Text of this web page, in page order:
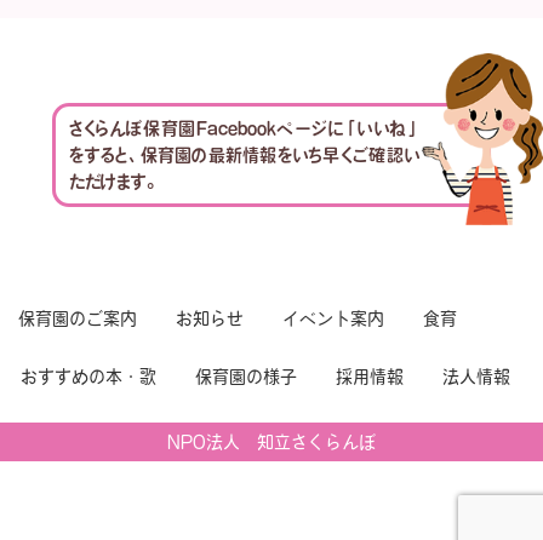
さくらんぼ保育園Facebookページに「いいね」
をすると、保育園の最新情報をいち早くご確認い
ただけます。
保育園のご案内 お知らせ イベント案内 食育
おすすめの本・歌 保育園の様子 採用情報 法人情報
NPO法人 知立さくらんぼ